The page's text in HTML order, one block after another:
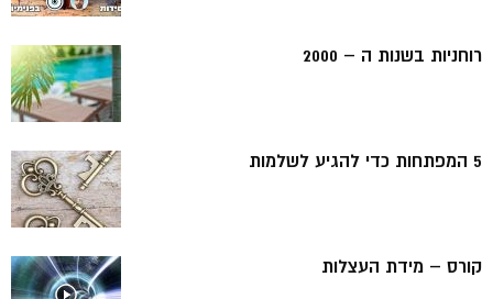
רוחניות בשנות ה – 2000
5 המפתחות כדי להגיע לשלמות
קורס – מידת העצלות